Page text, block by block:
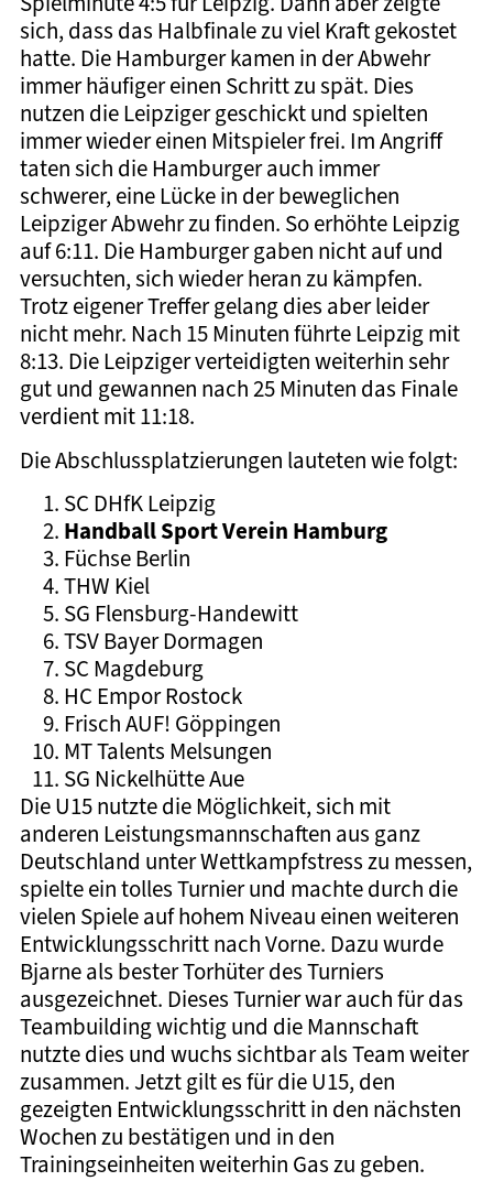
sich, dass das Halbfinale zu viel Kraft gekostet
hatte. Die Hamburger kamen in der Abwehr
immer häufiger einen Schritt zu spät. Dies
nutzen die Leipziger geschickt und spielten
immer wieder einen Mitspieler frei. Im Angriff
taten sich die Hamburger auch immer
schwerer, eine Lücke in der beweglichen
Leipziger Abwehr zu finden. So erhöhte Leipzig
auf 6:11. Die Hamburger gaben nicht auf und
versuchten, sich wieder heran zu kämpfen.
Trotz eigener Treffer gelang dies aber leider
nicht mehr. Nach 15 Minuten führte Leipzig mit
8:13. Die Leipziger verteidigten weiterhin sehr
gut und gewannen nach 25 Minuten das Finale
verdient mit 11:18.
Die Abschlussplatzierungen lauteten wie folgt:
SC DHfK Leipzig
Handball Sport Verein Hamburg
Füchse Berlin
THW Kiel
SG Flensburg-Handewitt
TSV Bayer Dormagen
SC Magdeburg
HC Empor Rostock
Frisch AUF! Göppingen
MT Talents Melsungen
SG Nickelhütte Aue
Die U15 nutzte die Möglichkeit, sich mit
anderen Leistungsmannschaften aus ganz
Deutschland unter Wettkampfstress zu messen,
spielte ein tolles Turnier und machte durch die
vielen Spiele auf hohem Niveau einen weiteren
Entwicklungsschritt nach Vorne. Dazu wurde
Bjarne als bester Torhüter des Turniers
ausgezeichnet. Dieses Turnier war auch für das
Teambuilding wichtig und die Mannschaft
nutzte dies und wuchs sichtbar als Team weiter
zusammen. Jetzt gilt es für die U15, den
gezeigten Entwicklungsschritt in den nächsten
Wochen zu bestätigen und in den
Trainingseinheiten weiterhin Gas zu geben.